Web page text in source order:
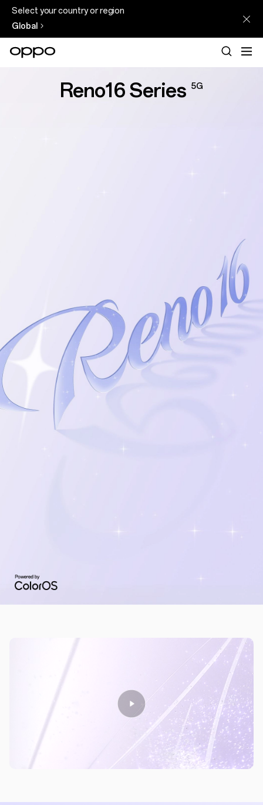
Select your country or region
Global
Reno16 Series 5G